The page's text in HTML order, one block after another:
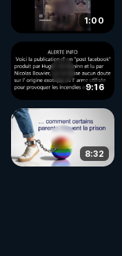
1:00
9:16
8:32